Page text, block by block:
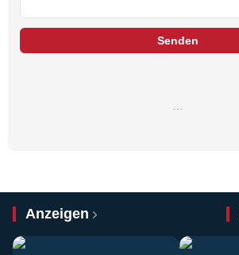
Senden
…
Anzeigen